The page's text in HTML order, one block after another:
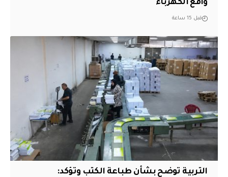
واقع الكهرباء
قبل 15 ساعة
التربية توضح بشأن طباعة الكتب وتؤكد: